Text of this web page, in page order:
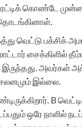
கொண்டே
பக்சிக்
சைக்கிளில்
அவர்கள்
சலனமும் இல்லை.
B
ஒரே நாளில்